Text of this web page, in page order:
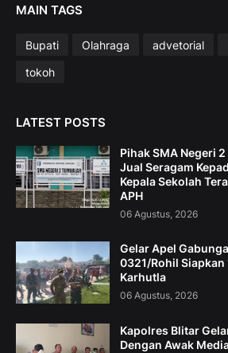
MAIN TAGS
Bupati Olahraga advetorial
tokoh
LATEST POSTS
Pihak SMA Negeri
Jual Seragam
Kepala Sekolah
APH
06 Agustus, 2026
Gelar Apel
0321/Rohil Siapkan
Karhutla
06 Agustus, 2026
Kapolres Blitar
Dengan Awak